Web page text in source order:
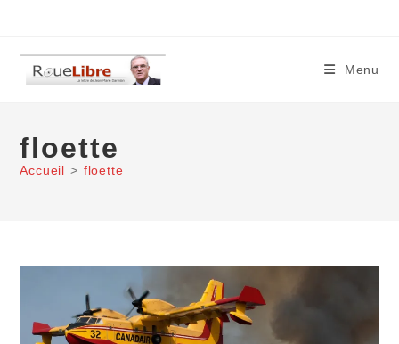
content
Menu
floette
Accueil > floette